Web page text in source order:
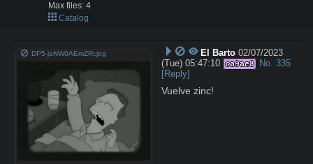
Max files: 4
Catalog
DP5-jaNW0AEmZRr.jpg El Barto 02/07/2023
(Tue) 05:47:10 ca9ae8 No. 335
[Reply]
Vuelve zinc!